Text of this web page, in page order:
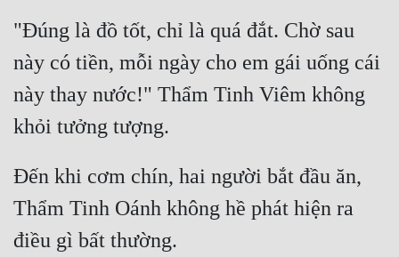
"Đúng là đồ tốt, chỉ là quá đắt. Chờ sau
này có tiền, mỗi ngày cho em gái uống cái
này thay nước!" Thẩm Tinh Viêm không
Đến khi cơm chín, hai người bắt đầu ăn,
Thẩm Tinh Oánh không hề phát hiện ra